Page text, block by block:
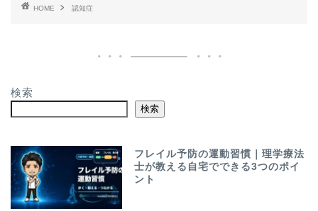
HOME 認知症
検索
検索
フレイル予防の運動習慣｜理学療法
士が教える自宅でできる3つのポイ
ント